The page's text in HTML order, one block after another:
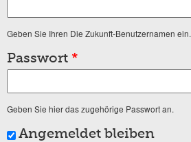
Geben Sie Ihren Die Zukunft-Benutzernamen ein.
Passwort *
Geben Sie hier das zugehörige Passwort an.
Angemeldet bleiben